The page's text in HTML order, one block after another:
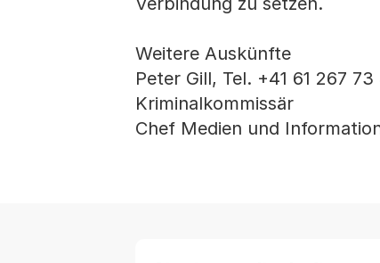
Weitere Auskünfte
Peter Gill, Tel. +41 61 267 73
Kriminalkommissär
Chef Medien und